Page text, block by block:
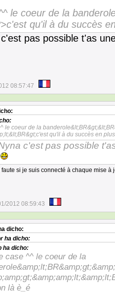
le coeur de la
qu'il à du succès
pas possible t'as
08:57:47
le coeur de la
qu'il à du succès en
c'est pas possible
faute si je suis connecté à chaque mise à
2012 08:59:43
dicho:
ha dicho:
ha dicho:
case ^^ le coeur de la
là è_é